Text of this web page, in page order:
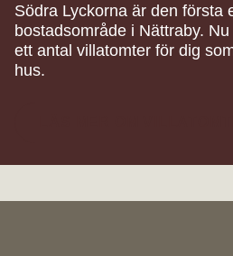
Södra Lyckorna är den första
bostadsområde i Nättraby.
ett antal villatomter för dig
hus.